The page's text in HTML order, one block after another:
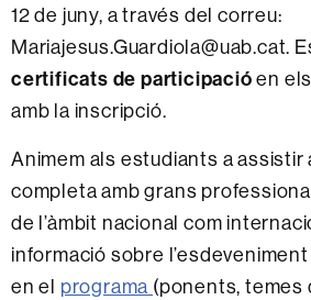
12 de juny, a través del correu:
Mariajesus.Guardiola@uab.cat.
certificats de participacióen
amb la inscripció.
Animem als estudiants a assistir
completa amb grans
de l’àmbit nacional com
informació sobre
en el programa (ponents, temes